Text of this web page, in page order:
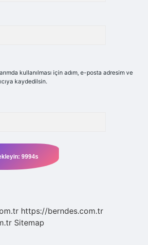
kullanılması için adım, e-posta adresim ve
kaydedilsin.
https://berndes.com.tr
Sitemap